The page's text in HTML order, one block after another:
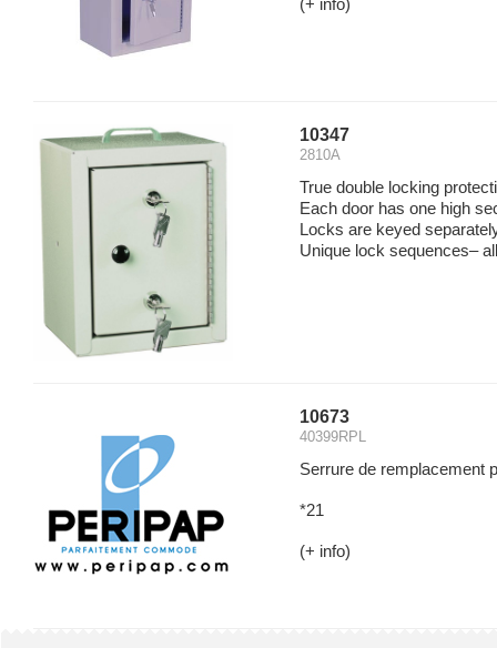
(+ info)
10347
2810A
True double locking
Each door has one high
Locks are keyed
Unique lock sequences–
10673
40399RPL
Serrure de remplacement
*21
(+ info)